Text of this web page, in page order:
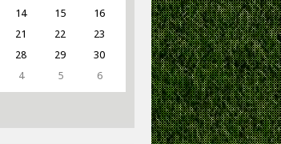
14 15
16
21 22
23
28 29
30
4 5 6